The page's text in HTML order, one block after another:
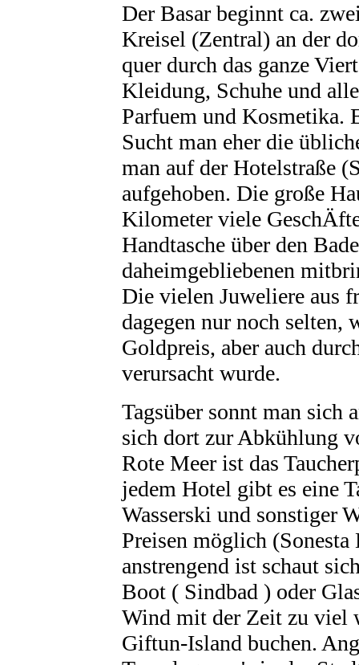
Der Basar beginnt ca.
Kreisel (Zentral) an der
quer durch das ganze
Kleidung, Schuhe und
Parfuem und Kosmetika.
Sucht man eher die
man auf der Hotelstraße
aufgehoben. Die große
Kilometer viele
Handtasche über den
daheimgebliebenen
Die vielen Juweliere aus
dagegen nur noch selten,
Goldpreis, aber auch
verursacht wurde.
Tagsüber sonnt man sich
sich dort zur Abkühlung
Rote Meer ist das
jedem Hotel gibt es eine
Wasserski und sonstiger
Preisen möglich (Sonesta
anstrengend ist schaut
Boot ( Sindbad ) oder
Wind mit der Zeit zu viel
Giftun-Island buchen.